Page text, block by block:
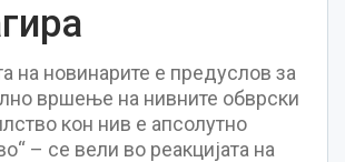
на новинарите е предуслов за
вршење на нивните обврски
кон нив е апсолутно
– се вели во реакцијата на